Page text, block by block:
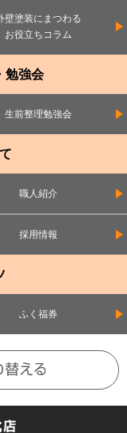
壁塗装にまつわる
お役立ちコラム
勉強会
生前整理勉強会
職人紹介
採用情報
ふく福券